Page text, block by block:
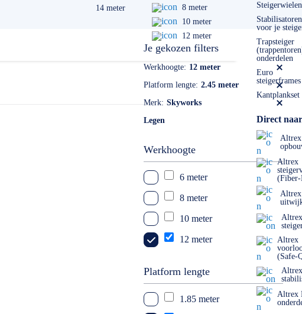
14 meter
8 meter
10 meter
12 meter
Steigerwielen
Stabilisatoren
voor je
Trapsteiger
onderdelen
Euro
steigerframes
Kantplankset
Direct
Altrex
Altrex
Altrex
Altrex
Altrex
(Safe-
Altrex
Altrex
Je gekozen filters
Werkhoogte
12 meter
Platform lengte
2.45 meter
Merk
Skyworks
Legen
Werkhoogte
6 meter
8 meter
10 meter
12 meter
Platform lengte
1.85 meter